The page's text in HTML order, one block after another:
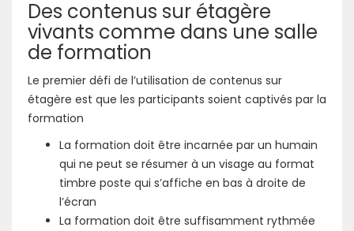
Des contenus sur étagère
vivants comme dans une salle
de formation
Le premier défi de l’utilisation de contenus sur
étagère est que les participants soient captivés par la
formation
La formation doit être incarnée par un humain
qui ne peut se résumer à un visage au format
timbre poste qui s’affiche en bas à droite de
l’écran
La formation doit être suffisamment rythmée